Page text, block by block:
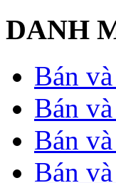
DANH
Bán
Bán
Bán
Bán